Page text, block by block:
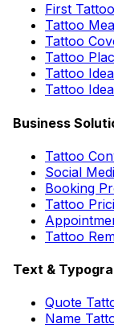
First
Tattoo
Tattoo
Tattoo
Tattoo
Tattoo
Business
Tattoo
Social
Booking
Tattoo
Tattoo
Text &
Quote
Name